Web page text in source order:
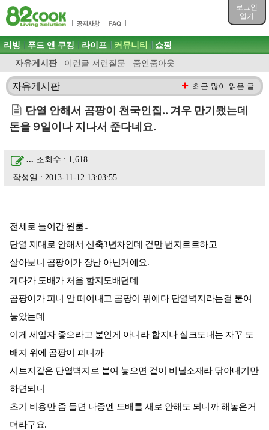
로그인
열기
목차
주메뉴 바로가기
컨텐츠 바로가기
검색 바로가기
로그인 바로가기
주메뉴
리빙 푸드 앤 쿠킹 라이프 커뮤니티
자유게시판 이런글 저런질문 줌인줌아웃
쇼핑
자유게시판 최근 많이 읽은 글
단열 안해서 곰팡이 천국인집.. 겨우 만기됐는데
돈을 9일이나 지나서 준다네요.
... 조회수 : 1,618
작성일 : 2013-11-12 13:03:55
전세로 들어간 원룸..
단열 제대로 안해서 신축3년차인데 겉만 번지르르하고
살아보니 곰팡이가 장난 아닌거에요.
게다가 도배가 처음 합지도배던데
곰팡이가 피니 안 떼어내고 곰팡이 위에다 단열벽지라는걸 붙여
놓았는데
이게 세입자 좋으라고 붙인게 아니라 합지나 실크도내는 자꾸 도
배지 위에 곰팡이 피니까
시트지같은 단열벽지로 붙여 놓으면 겉이 비닐소재라 닦아내기만
하면되니
초기 비용만 좀 들면 나중엔 도배를 새로 안해도 되니까 해놓은거
더라구요.